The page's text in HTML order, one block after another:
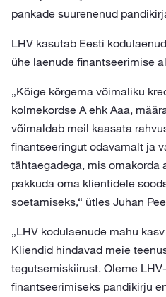
pankade suurenenud
LHV kasutab Eesti
ühe laenude finantseerimise
„Kõige kõrgema võimaliku
kolmekordse A ehk Aaa,
võimaldab meil kaasata
finantseeringut odavamalt ja
tähtaegadega, mis omakorda
pakkuda oma klientidele
soetamiseks,“ ütles Juhan
„LHV kodulaenude mahu
Kliendid hindavad meie
tegutsemiskiirust. Oleme
finantseerimiseks pandikirju